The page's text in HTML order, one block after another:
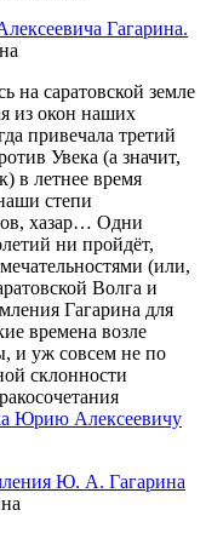
на саратов­ской земле
из окон наших
привечала третий
Увека (а значит,
в летнее время
степи
хазар… Одни
ни пройдёт,
(или,
Волга и
Гагарина для
времена возле
и уж совсем не по
склонности
Юрию Алексеевичу